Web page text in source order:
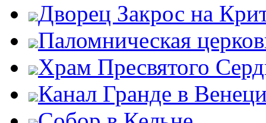
Дворец Закрос на
Паломническая
Храм Пресвятого
Канал Гранде в